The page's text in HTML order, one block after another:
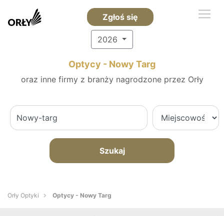
Zgłoś się
2026
Optycy - Nowy Targ
oraz inne firmy z branży nagrodzone przez Orły
Szukaj
Orły Optyki Optycy - Nowy Targ